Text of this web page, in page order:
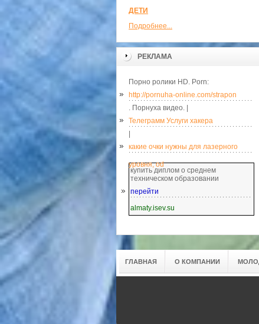
ДЕТИ
Подробнее...
РЕКЛАМА
Порно ролики HD. Porn:
http://pornuha-online.com/strapon
. Порнуха видео. |
Телеграмм Услуги хакера
какие очки нужны для лазерного
уровня, od
купить диплом о среднем
техническом образовании
перейти
almaty.isev.su
ГЛАВНАЯ О КОМПАНИИ